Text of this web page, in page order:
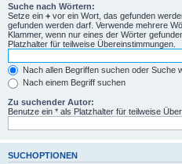
Suche nach Wörtern:
Setze ein + vor ein Wort, das gefunden
gefunden werden darf. Verwende mehrere
Klammer, wenn nur eines der Wörter
Platzhalter für teilweise Übereinstimmungen.
Nach allen Begriffen suchen oder Suche
Nach einem Begriff suchen
Zu suchender Autor:
Benutze ein * als Platzhalter für teilweise
SUCHOPTIONEN